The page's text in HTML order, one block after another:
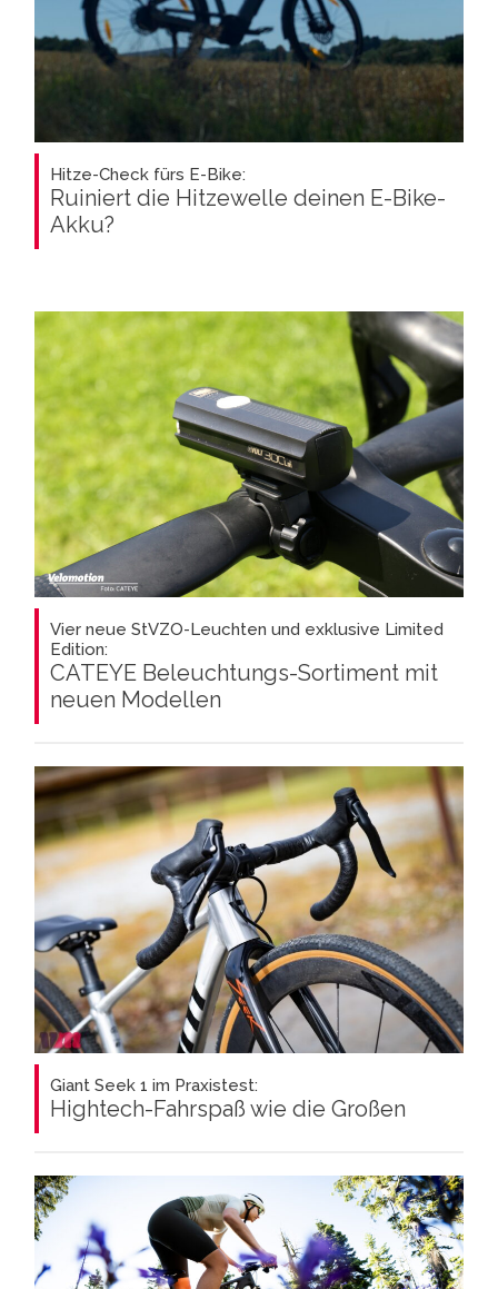
Hitze-Check fürs E-Bike:
Ruiniert die Hitzewelle deinen E-Bike-
Akku?
Vier neue StVZO-Leuchten und exklusive Limited
Edition:
CATEYE Beleuchtungs-Sortiment mit
neuen Modellen
Giant Seek 1 im Praxistest:
Hightech-Fahrspaß wie die Großen